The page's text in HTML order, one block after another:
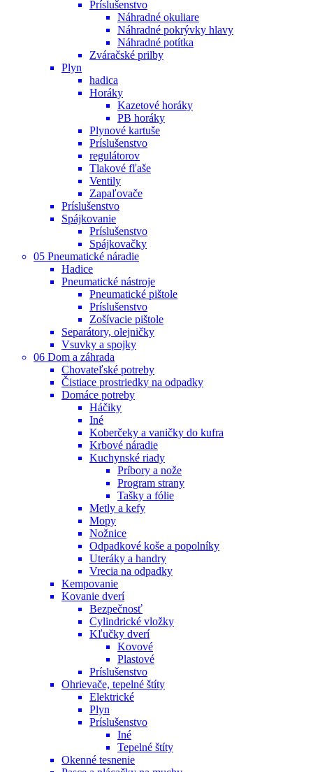
Príslušenstvo
Náhradné okuliare
Náhradné pokrývky hlavy
Náhradné potítka
Zváračské prilby
Plyn
hadica
Horáky
Kazetové horáky
PB horáky
Plynové kartuše
Príslušenstvo
regulátorov
Tlakové fľaše
Ventily
Zapaľovače
Príslušenstvo
Spájkovanie
Príslušenstvo
Spájkovačky
05 Pneumatické náradie
Hadice
Pneumatické nástroje
Pneumatické pištole
Príslušenstvo
Zošívacie pištole
Separátory, olejničky
Vsuvky a spojky
06 Dom a záhrada
Chovateľské potreby
Čistiace prostriedky na odpadky
Domáce potreby
Háčiky
Iné
Koberčeky a vaničky do kufra
Krbové náradie
Kuchynské riady
Príbory a nože
Program strany
Tašky a fólie
Metly a kefy
Mopy
Nožnice
Odpadkové koše a popolníky
Uteráky a handry
Vrecia na odpadky
Kempovanie
Kovanie dverí
Bezpečnosť
Cylindrické vložky
Kľučky dverí
Kovové
Plastové
Príslušenstvo
Ohrievače, tepelné štíty
Elektrické
Plyn
Príslušenstvo
Iné
Tepelné štíty
Okenné tesnenie